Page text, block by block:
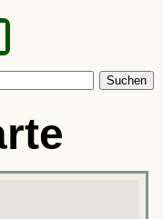
Suchen